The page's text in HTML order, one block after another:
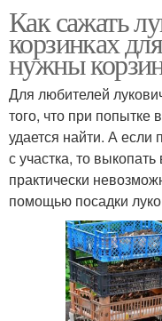
Как сажать
корзинках
нужны
Для любителей
того, что при попытке
удается найти. А
с участка, то
практически
помощью посадки